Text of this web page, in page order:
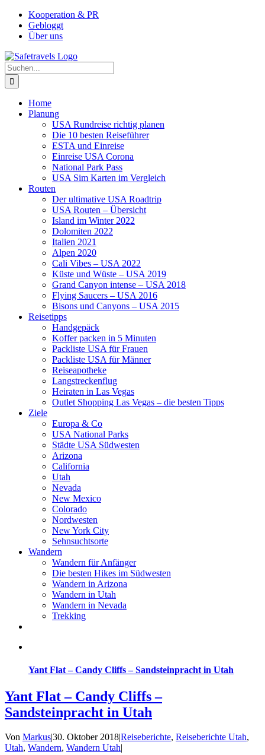
Zum
Inhalt
springen
Facebook
Instagram
YouTube
PinterestKooperation & PR
Gebloggt
Über uns
Suche
nach:
Home
Planung
USA Rundreise richtig planen
Die 10 besten Reiseführer
ESTA und Einreise
Einreise USA Corona
National Park Pass
USA Sim Karten im Vergleich
Routen
Der ultimative USA Roadtrip
USA Routen – Übersicht
Island im Winter 2022
Dolomiten 2022
Italien 2021
Alpen 2020
Cali Vibes – USA 2022
Küste und Wüste – USA 2019
Grand Canyon intense – USA 2018
Flying Saucers – USA 2016
Bisons und Canyons – USA 2015
Reisetipps
Handgepäck
Koffer packen in 5 Minuten
Packliste USA für Frauen
Packliste USA für Männer
Reiseapotheke
Langstreckenflug
Heiraten in Las Vegas
Outlet Shopping Las Vegas – die besten Tipps
Ziele
Europa & Co
USA National Parks
Städte USA Südwesten
Arizona
California
Utah
Nevada
New Mexico
Colorado
Nordwesten
New York City
Sehnsuchtsorte
Wandern
Wandern für Anfänger
Die besten Hikes im Südwesten
Wandern in Arizona
Wandern in Utah
Wandern in Nevada
Trekking
Yant Flat – Candy Cliffs – Sandsteinpracht in Utah
Yant Flat – Candy Cliffs –
Sandsteinpracht in Utah
Von Markus|30. Oktober 2018|Reiseberichte, Reiseberichte Utah,
Utah, Wandern, Wandern Utah|